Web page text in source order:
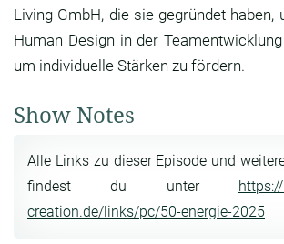
Living GmbH, die sie gegründet haben,
Human Design in der
um individuelle Stärken zu fördern.
Show Notes
Alle Links zu dieser Episode und
findest du unter
creation.de/links/pc/50-energie-2025